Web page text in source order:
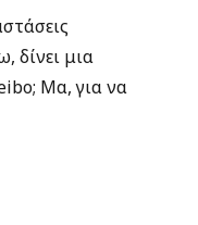
δίνει μια
Μα, για να